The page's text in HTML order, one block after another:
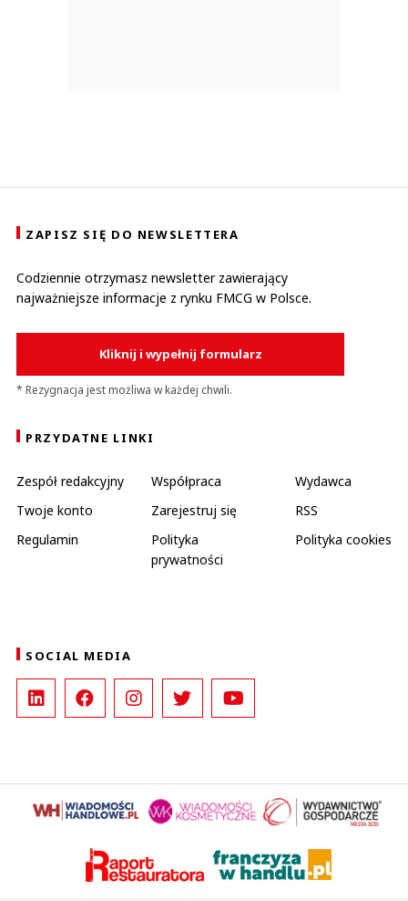
ZAPISZ SIĘ DO NEWSLETTERA
Codziennie otrzymasz newsletter zawierający
najważniejsze informacje z rynku FMCG w Polsce.
Kliknij i wypełnij formularz
* Rezygnacja jest możliwa w każdej chwili.
PRZYDATNE LINKI
Zespół redakcyjny Współpraca
Wydawca
Twoje konto
Zarejestruj się
RSS
Regulamin
Polityka
prywatności
Polityka cookies
SOCIAL MEDIA